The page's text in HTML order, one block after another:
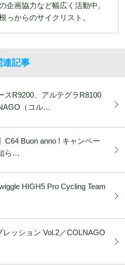
企画協力など幅広く活動中。
っからのサイクリスト。
連記事
スR9200、アルテグラR8100
（コル…
C64 Buon anno ! キャンペー
ら…
HIGH5 Pro Cycling Team
レッション Vol.2／COLNAGO